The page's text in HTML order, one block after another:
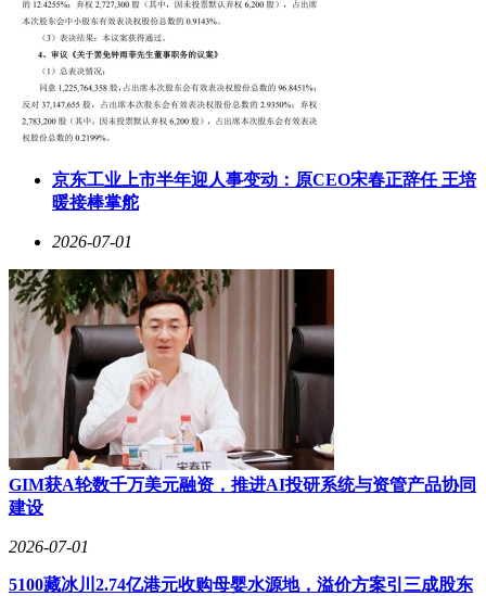
京东工业上市半年迎人事变动：原CEO宋春正辞任 王培
暖接棒掌舵
2026-07-01
GIM获A轮数千万美元融资，推进AI投研系统与资管产品协同
建设
2026-07-01
5100藏冰川2.74亿港元收购母婴水源地，溢价方案引三成股东